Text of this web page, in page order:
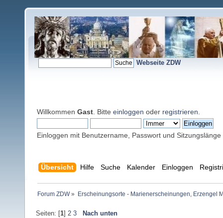
Webseite ZDW
Willkommen Gast . Bitte einloggen oder registrieren
Einloggen mit Benutzername, Passwort und Sitzungslänge
Übersicht Hilfe Suche Kalender Einloggen
Forum ZDW» Erscheinungsorte - Marienerscheinungen, Erzengel
Seiten: [1] 2 3 Nach unten